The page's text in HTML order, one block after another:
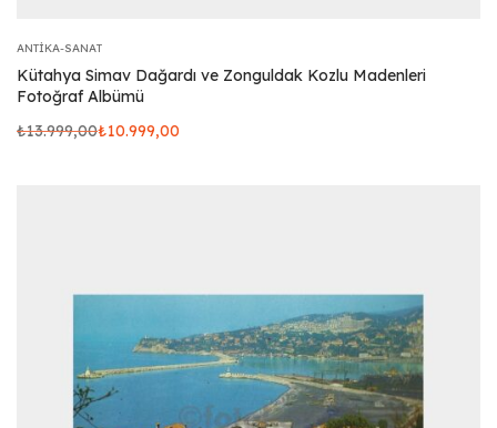
ANTIKA-SANAT
Kütahya Simav Dağardı ve Zonguldak Kozlu Madenleri
Fotoğraf Albümü
₺13.999,00₺10.999,00